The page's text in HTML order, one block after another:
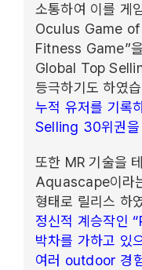
소통하여 이를 게
Oculus Game
Fitness Game”
Global Top
등극하기도 하였
누적 유저를 기록
Selling 30위권을
또한 MR 기술을
Aquascape이라
형태로 릴리스 하
정신적 계승작인
박차를 가하고 있
여러 outdoor 경